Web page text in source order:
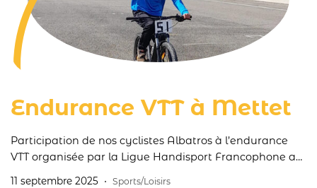
Endurance VTT à Mettet
Participation de nos cyclistes Albatros à l’endurance
VTT organisée par la Ligue Handisport Francophone au
départ du circuit de Mettet le 9 septembre 2025.
11 septembre 2025 Sports/Loisirs